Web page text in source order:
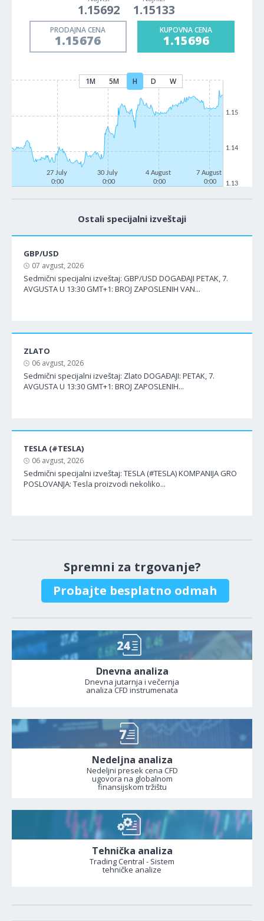
1.15692 1.15133
PRODAJNA CENA
1.15676
KUPOVNA CENA
1.15696
1M 5M H D W
27 July
0:00
30 July
0:00
4 August
0:00
7 August
0:00
1.13
1.14
1.15
Ostali specijalni izveštaji
GBP/USD
07 avgust, 2026
Sedmični specijalni izveštaj: GBP/USD DOGAĐAJI PETAK, 7.
AVGUSTA U 13:30 GMT+1: BROJ ZAPOSLENIH VAN...
ZLATO
06 avgust, 2026
Sedmični specijalni izveštaj: Zlato DOGAĐAJI: PETAK, 7.
AVGUSTA U 13:30 GMT+1: BROJ ZAPOSLENIH...
TESLA (#TESLA)
06 avgust, 2026
Sedmični specijalni izveštaj: TESLA (#TESLA) KOMPANIJA GRO
POSLOVANJA: Tesla proizvodi nekoliko...
Spremni za trgovanje?
Probajte besplatno odmah
Dnevna analiza
Dnevna jutarnja i večernja
analiza CFD instrumenata
Nedeljna analiza
Nedeljni presek cena CFD
ugovora na globalnom
finansijskom tržištu
Tehnička analiza
Trading Central - Sistem
tehničke analize